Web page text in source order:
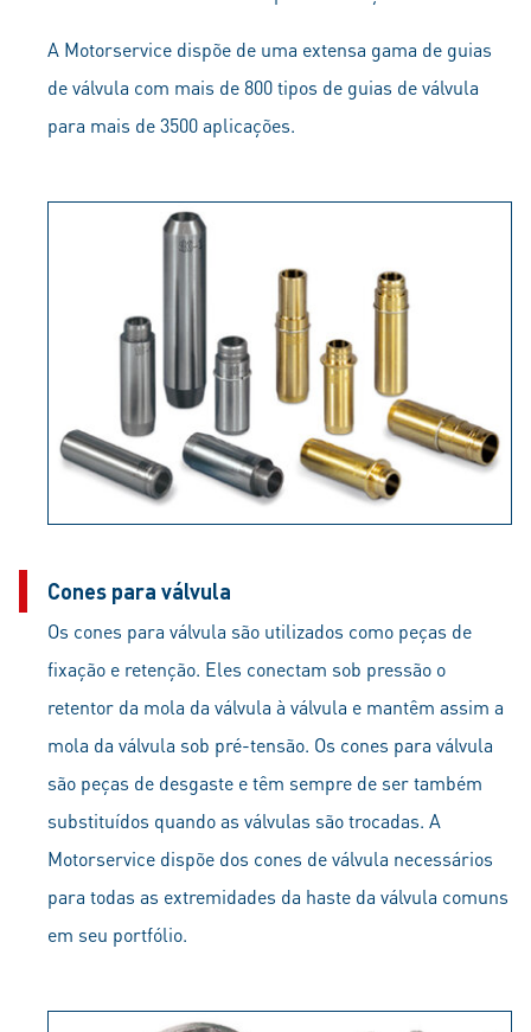
A Motorservice dispõe de uma extensa gama de guias
de válvula com mais de 800 tipos de guias de válvula
para mais de 3500 aplicações.
Cones para válvula
Os cones para válvula são utilizados como peças de
fixação e retenção. Eles conectam sob pressão o
retentor da mola da válvula à válvula e mantêm assim a
mola da válvula sob pré-tensão. Os cones para válvula
são peças de desgaste e têm sempre de ser também
substituídos quando as válvulas são trocadas. A
Motorservice dispõe dos cones de válvula necessários
para todas as extremidades da haste da válvula comuns
em seu portfólio.